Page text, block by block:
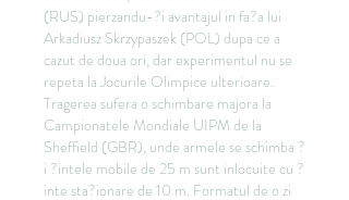
(RUS) pierzandu-?i avantajul in fa?a lui
Arkadiusz Skrzypaszek (POL) dupa ce a
cazut de doua ori, dar experimentul nu se
repeta la Jocurile Olimpice ulterioare.
Tragerea sufera o schimbare majora la
Campionatele Mondiale UIPM de la
Sheffield (GBR), unde armele se schimba ?
i ?intele mobile de 25 m sunt inlocuite cu ?
inte sta?ionare de 10 m. Formatul de o zi